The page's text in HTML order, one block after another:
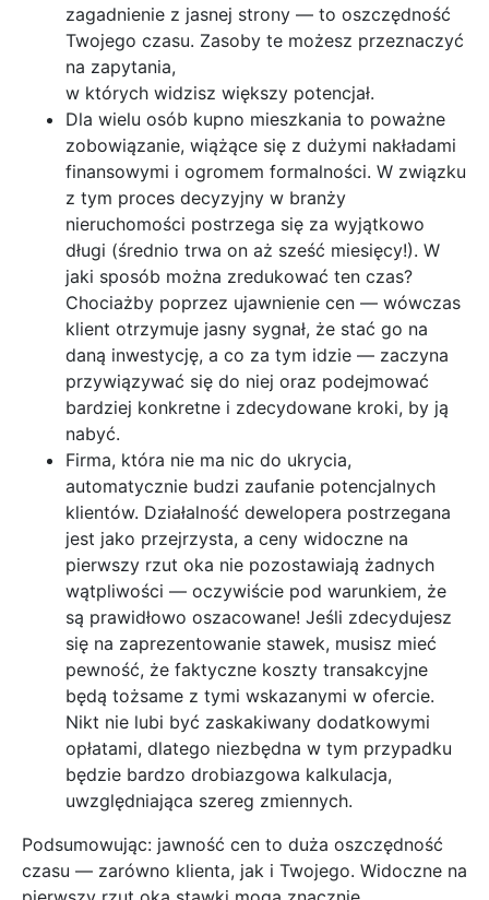
zagadnienie z jasnej strony — to oszczędność
Twojego czasu. Zasoby te możesz przeznaczyć
na zapytania,
w których widzisz większy potencjał.
Dla wielu osób kupno mieszkania to poważne
zobowiązanie, wiążące się z dużymi nakładami
finansowymi i ogromem formalności. W związku
z tym proces decyzyjny w branży
nieruchomości postrzega się za wyjątkowo
długi (średnio trwa on aż sześć miesięcy!). W
jaki sposób można zredukować ten czas?
Chociażby poprzez ujawnienie cen — wówczas
klient otrzymuje jasny sygnał, że stać go na
daną inwestycję, a co za tym idzie — zaczyna
przywiązywać się do niej oraz podejmować
bardziej konkretne i zdecydowane kroki, by ją
nabyć.
Firma, która nie ma nic do ukrycia,
automatycznie budzi zaufanie potencjalnych
klientów. Działalność dewelopera postrzegana
jest jako przejrzysta, a ceny widoczne na
pierwszy rzut oka nie pozostawiają żadnych
wątpliwości — oczywiście pod warunkiem, że
są prawidłowo oszacowane! Jeśli zdecydujesz
się na zaprezentowanie stawek, musisz mieć
pewność, że faktyczne koszty transakcyjne
będą tożsame z tymi wskazanymi w ofercie.
Nikt nie lubi być zaskakiwany dodatkowymi
opłatami, dlatego niezbędna w tym przypadku
będzie bardzo drobiazgowa kalkulacja,
uwzględniająca szereg zmiennych.
Podsumowując: jawność cen to duża oszczędność
czasu — zarówno klienta, jak i Twojego. Widoczne na